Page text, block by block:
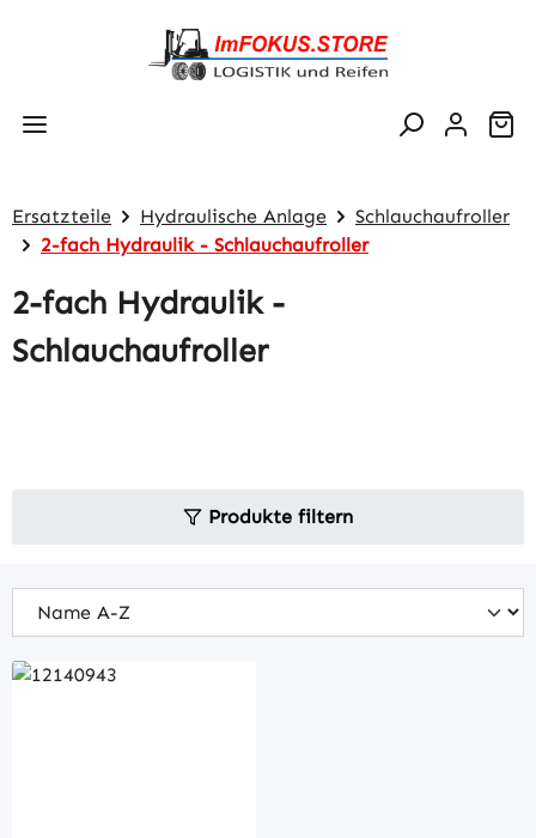
Zum Hauptinhalt springen
Ersatzteile Hydraulische Anlage
Schlauchaufroller
2-fach Hydraulik - Schlauchaufroller
2-fach Hydraulik -
Schlauchaufroller
Produkte filtern